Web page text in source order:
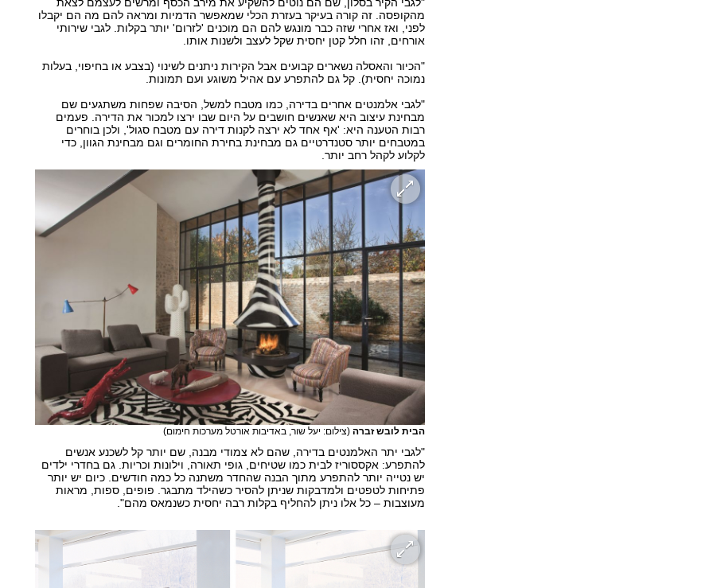
"לגבי הקיר בסלון, שם הם נוטים להשקיע את מירב הכסף ומרשים לעצמם לצאת
מהקופסה. זה קורה בעיקר בעזרת הכלי שמאפשר הדמיות ומראה להם מה הם יקבלו
לפני, ואז אחרי שזה כבר מונגש להם הם מוכנים 'לזרום' יותר בקלות. לגבי שירותי
אורחים, זהו חלל קטן יחסית שקל לעצב ולשנות אותו.
"הכיור והאסלה נשארים קבועים אבל הקירות ניתנים לשינוי (בצבע או בחיפוי, בעלות
נמוכה יחסית). קל גם להתפרע עם אהיל משוגע ועם תמונות.
"לגבי אלמנטים אחרים בדירה, כמו מטבח למשל, הסיבה שפחות משתגעים שם
מבחינת עיצוב היא שאנשים חושבים על היום שבו ירצו למכור את הדירה. פעמים
רבות הטענה היא: 'אף אחד לא ירצה לקנות דירה עם מטבח סגול', ולכן בוחרים
במטבחים יותר סטנדרטיים גם מבחינת בחירת החומרים וגם מבחינת הגוון, כדי
לקלוע לקהל רחב יותר.
הבית לובש זברה (צילום: יעל שור, באדיבות אורטל מערכות חימום)
"לגבי יתר האלמנטים בדירה, שהם לא צמודי מבנה, שם יותר קל לשכנע אנשים
להתפרע: אקססוריז לבית כמו שטיחים, גופי תאורה, וילונות וכריות. גם בחדרי ילדים
יש נטייה יותר להתפרע מתוך הבנה שהחדר משתנה כל כמה חודשים. כיום יש יותר
פתיחות לטפטים ולמדבקות שניתן להסיר כשהילד מתבגר. פופים, ספות, מראות
מעוצבות – כל אלו ניתן להחליף בקלות רבה יחסית כשנמאס מהם".